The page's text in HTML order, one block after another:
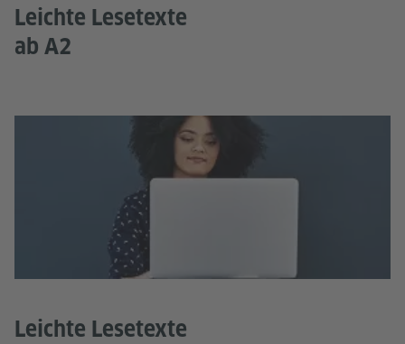
Leichte Lesetexte
ab A2
Leichte Lesetexte